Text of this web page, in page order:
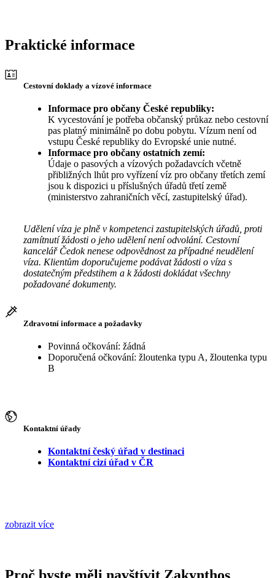
Praktické informace
Cestovní doklady a vízové informace
Informace pro občany České republiky:
K vycestování je potřeba občanský průkaz nebo cestovní
pas platný minimálně po dobu pobytu. Vízum není od
vstupu České republiky do Evropské unie nutné.
Informace pro občany ostatních zemí:
Údaje o pasových a vízových požadavcích včetně
přibližných lhůt pro vyřízení víz pro občany třetích zemí
jsou k dispozici u příslušných úřadů třetí země
(ministerstvo zahraničních věcí, zastupitelský úřad).
Udělení víza je plně v kompetenci zastupitelských úřadů, proti
zamítnutí žádosti o jeho udělení není odvolání. Cestovní
kancelář Čedok nenese odpovědnost za případné neudělení
víza. Klientům doporučujeme podávat žádosti o víza s
dostatečným předstihem a k žádosti dokládat všechny
požadované dokumenty.
Zdravotní informace a požadavky
Povinná očkování: žádná
Doporučená očkování: žloutenka typu A, žloutenka typu
B
Kontaktní úřady
Kontaktní český úřad v destinaci
Kontaktní cizí úřad v ČR
zobrazit více
Proč byste měli navštívit Zakynthos